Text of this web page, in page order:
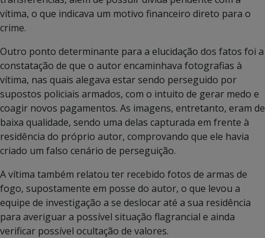
vítima, o que indicava um motivo financeiro direto para o
crime.
Outro ponto determinante para a elucidação dos fatos foi a
constatação de que o autor encaminhava fotografias à
vítima, nas quais alegava estar sendo perseguido por
supostos policiais armados, com o intuito de gerar medo e
coagir novos pagamentos. As imagens, entretanto, eram de
baixa qualidade, sendo uma delas capturada em frente à
residência do próprio autor, comprovando que ele havia
criado um falso cenário de perseguição.
A vítima também relatou ter recebido fotos de armas de
fogo, supostamente em posse do autor, o que levou a
equipe de investigação a se deslocar até a sua residência
para averiguar a possível situação flagrancial e ainda
verificar possível ocultação de valores.